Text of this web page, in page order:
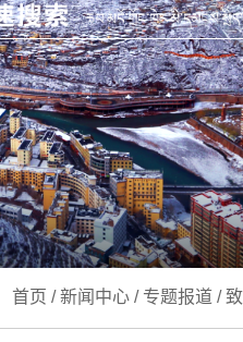
首页 /新闻中心 / 专题报道 /